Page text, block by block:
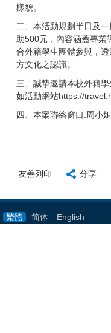
樣貌。
二、本活動規劃半日及
助500元，內容涵蓋專業
合外籍學生團體參與，
方文化之認識。
三、誠摯邀請本校外籍
如活動網站https://
四、本案聯絡窗口:周小
友善列印 分享
繁體 简体 English